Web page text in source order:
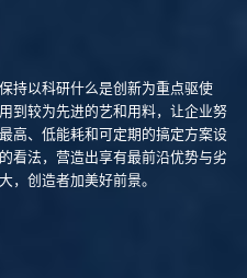
持以科研什么是创新为重点驱使
到较为先进的艺和用料，让企业努
高、低能耗和可定期的搞定方案设
看法，营造出享有最前沿优势与劣
，创造者加美好前景。